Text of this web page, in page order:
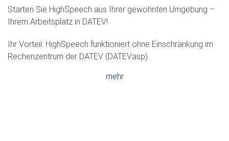
Starten Sie HighSpeech aus Ihrer gewohnten Umgebung –
Ihrem Arbeitsplatz in DATEV!
Ihr Vorteil: HighSpeech funktioniert ohne Einschränkung im
Rechenzentrum der DATEV (DATEVasp).
mehr